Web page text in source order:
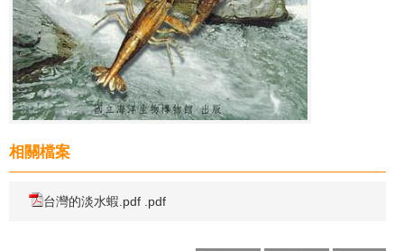
相關檔案
台灣的淡水蝦.pdf .pdf